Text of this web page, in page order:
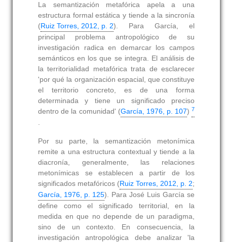
La semantización metafórica apela a una
estructura formal estática y tiende a la sincronía
(Ruiz Torres, 2012, p. 2). Para García, el
principal problema antropológico de su
investigación radica en demarcar los campos
semánticos en los que se integra. El análisis de
la territorialidad metafórica trata de esclarecer
'por qué la organización espacial, que constituye
el territorio concreto, es de una forma
determinada y tiene un significado preciso
dentro de la comunidad' (García, 1976, p. 107) 7
Por su parte, la semantización metonímica
remite a una estructura contextual y tiende a la
diacronía, generalmente, las relaciones
metonímicas se establecen a partir de los
significados metafóricos (Ruiz Torres, 2012, p. 2;
García, 1976, p. 125). Para José Luis García se
define como el significado territorial, en la
medida en que no depende de un paradigma,
sino de un contexto. En consecuencia, la
investigación antropológica debe analizar 'la